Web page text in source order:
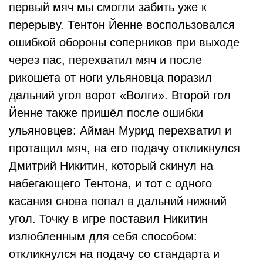
первый мяч мы смогли забить уже к
перерыву. Тентон Йенне воспользовался
ошибкой обороны соперников при выходе
через пас, перехватил мяч и после
рикошета от ноги ульяновца поразил
дальний угол ворот «Волги». Второй гол
Йенне также пришёл после ошибки
ульяновцев: Айман Мурид перехватил и
протащил мяч, на его подачу откликнулся
Дмитрий Никитин, который скинул на
набегающего Тентона, и тот с одного
касания снова попал в дальний нижний
угол. Точку в игре поставил Никитин
излюбленным для себя способом:
откликнулся на подачу со стандарта и